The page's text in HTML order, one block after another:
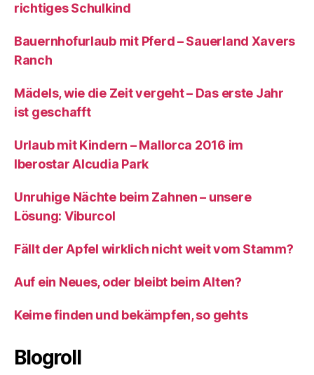
richtiges Schulkind
Bauernhofurlaub mit Pferd – Sauerland Xavers
Ranch
Mädels, wie die Zeit vergeht – Das erste Jahr
ist geschafft
Urlaub mit Kindern – Mallorca 2016 im
Iberostar Alcudia Park
Unruhige Nächte beim Zahnen – unsere
Lösung: Viburcol
Fällt der Apfel wirklich nicht weit vom Stamm?
Auf ein Neues, oder bleibt beim Alten?
Keime finden und bekämpfen, so gehts
Blogroll